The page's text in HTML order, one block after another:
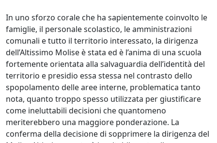
In uno sforzo corale che ha sapientemente coinvolto le
famiglie, il personale scolastico, le amministrazioni
comunali e tutto il territorio interessato, la dirigenza
dell’Altissimo Molise è stata ed è l’anima di una scuola
fortemente orientata alla salvaguardia dell’identità del
territorio e presidio essa stessa nel contrasto dello
spopolamento delle aree interne, problematica tanto
nota, quanto troppo spesso utilizzata per giustificare
come ineluttabili decisioni che quantomeno
meriterebbero una maggiore ponderazione. La
conferma della decisione di sopprimere la dirigenza del